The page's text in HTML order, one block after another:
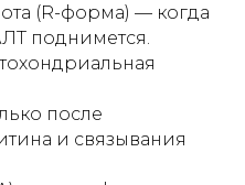
(R-форма) — когда
поднимется.
после
и связывания